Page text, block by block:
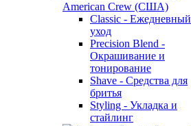
American Crew (США)
Classic - Ежедневный
уход
Precision Blend -
Окрашивание и
тонирование
Shave - Средства для
бритья
Styling - Укладка и
стайлинг